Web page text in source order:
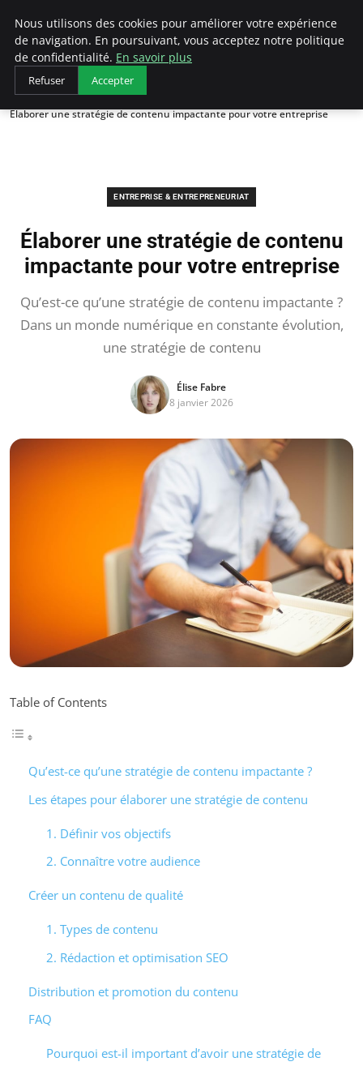
LECFCM
Accueil
Entreprise & Entrepreneuriat
Élaborer une stratégie de contenu impactante pour votre entreprise
ENTREPRISE & ENTREPRENEURIAT
Élaborer une stratégie de contenu
impactante pour votre entreprise
Qu’est-ce qu’une stratégie de contenu impactante ?
Dans un monde numérique en constante évolution,
une stratégie de contenu
Élise Fabre
8 janvier 2026
Table of Contents
Qu’est-ce qu’une stratégie de contenu impactante ?
Les étapes pour élaborer une stratégie de contenu
1. Définir vos objectifs
2. Connaître votre audience
Créer un contenu de qualité
1. Types de contenu
2. Rédaction et optimisation SEO
Distribution et promotion du contenu
FAQ
Pourquoi est-il important d’avoir une stratégie de
Nous utilisons des cookies pour améliorer votre expérience
de navigation. En poursuivant, vous acceptez notre politique
de confidentialité. En savoir plus
Refuser Accepter